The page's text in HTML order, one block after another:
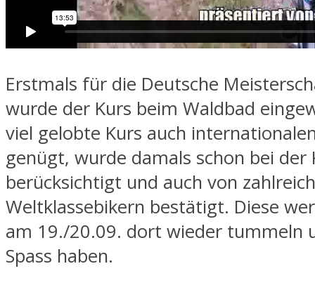
Erstmals für die Deutsche
wurde der Kurs beim Waldbad
viel gelobte Kurs auch
genügt, wurde damals schon bei der
berücksichtigt und auch von
Weltklassebikern bestätigt. Diese
am 19./20.09. dort wieder tummeln
Spass haben.